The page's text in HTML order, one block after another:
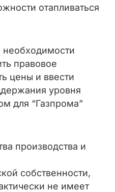
отапливаться
необходимости
правовое
цены и ввести
уровня
для “Газпрома”
производства и
собственности,
не имеет